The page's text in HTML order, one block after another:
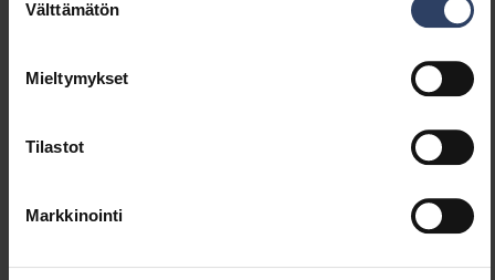
valinta
Välttämätön
Mieltymykset
Tilastot
Markkinointi
A5CIRD